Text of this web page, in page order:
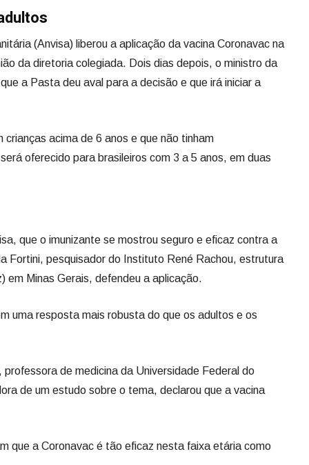
(Anvisa) liberou a aplicação da vacina Coronavac na
da diretoria colegiada. Dois dias depois, o ministro da
a Pasta deu aval para a decisão e que irá iniciar a
acima de 6 anos e que não tinham
oferecido para brasileiros com 3 a 5 anos, em duas
que o imunizante se mostrou seguro e eficaz contra a
Fortini, pesquisador do Instituto René Rachou, estrutura
em Minas Gerais, defendeu a aplicação.
uma resposta mais robusta do que os adultos e os
de medicina da Universidade Federal do
de um estudo sobre o tema, declarou que a vacina
que a Coronavac é tão eficaz nesta faixa etária como